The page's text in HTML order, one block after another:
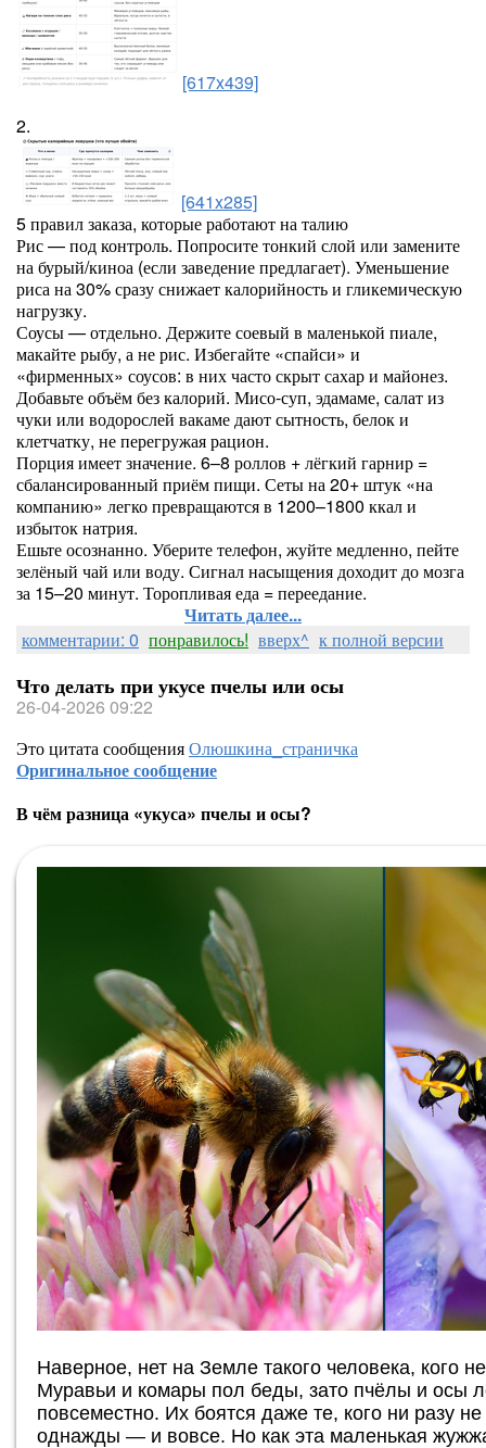
[617x439]
2.
[641x285]
5 правил заказа, которые работают на талию
Рис — под контроль. Попросите тонкий слой или замените
на бурый/киноа (если заведение предлагает). Уменьшение
риса на 30% сразу снижает калорийность и гликемическую
нагрузку.
Соусы — отдельно. Держите соевый в маленькой пиале,
макайте рыбу, а не рис. Избегайте «спайси» и
«фирменных» соусов: в них часто скрыт сахар и майонез.
Добавьте объём без калорий. Мисо-суп, эдамаме, салат из
чуки или водорослей вакаме дают сытность, белок и
клетчатку, не перегружая рацион.
Порция имеет значение. 6–8 роллов + лёгкий гарнир =
сбалансированный приём пищи. Сеты на 20+ штук «на
компанию» легко превращаются в 1200–1800 ккал и
избыток натрия.
Ешьте осознанно. Уберите телефон, жуйте медленно, пейте
зелёный чай или воду. Сигнал насыщения доходит до мозга
за 15–20 минут. Торопливая еда = переедание.
Читать далее...
комментарии: 0 понравилось! вверх^ к полной версии
Что делать при укусе пчелы или осы
26-04-2026 09:22
Это цитата сообщенияОлюшкина_страничка
Оригинальное сообщение
В чём разница «укуса» пчелы и осы?
Наверное, нет на Земле такого человека, кого
Муравьи и комары пол беды, зато пчёлы и осы
повсеместно. Их боятся даже те, кого ни разу
однажды — и вовсе. Но как эта маленькая